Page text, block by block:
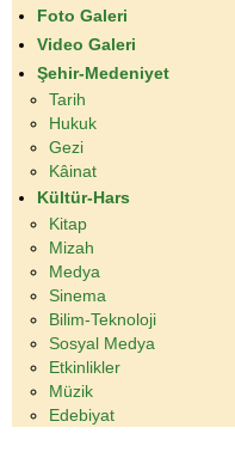
Foto Galeri
Video Galeri
Şehir-Medeniyet
Tarih
Hukuk
Gezi
Kâinat
Kültür-Hars
Kitap
Mizah
Medya
Sinema
Bilim-Teknoloji
Sosyal Medya
Etkinlikler
Müzik
Edebiyat